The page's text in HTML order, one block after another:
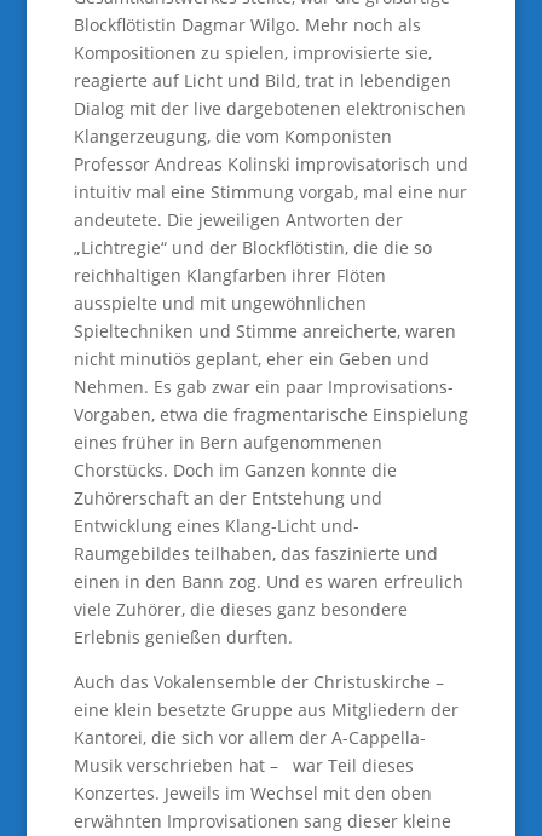
Blockflötistin Dagmar Wilgo. Mehr noch als
Kompositionen zu spielen, improvisierte sie,
reagierte auf Licht und Bild, trat in lebendigen
Dialog mit der live dargebotenen elektronischen
Klangerzeugung, die vom Komponisten
Professor Andreas Kolinski improvisatorisch und
intuitiv mal eine Stimmung vorgab, mal eine nur
andeutete. Die jeweiligen Antworten der
„Lichtregie“ und der Blockflötistin, die die so
reichhaltigen Klangfarben ihrer Flöten
ausspielte und mit ungewöhnlichen
Spieltechniken und Stimme anreicherte, waren
nicht minutiös geplant, eher ein Geben und
Nehmen. Es gab zwar ein paar Improvisations-
Vorgaben, etwa die fragmentarische Einspielung
eines früher in Bern aufgenommenen
Chorstücks. Doch im Ganzen konnte die
Zuhörerschaft an der Entstehung und
Entwicklung eines Klang-Licht und-
Raumgebildes teilhaben, das faszinierte und
einen in den Bann zog. Und es waren erfreulich
viele Zuhörer, die dieses ganz besondere
Erlebnis genießen durften.
Auch das Vokalensemble der Christuskirche –
eine klein besetzte Gruppe aus Mitgliedern der
Kantorei, die sich vor allem der A-Cappella-
Musik verschrieben hat – war Teil dieses
Konzertes. Jeweils im Wechsel mit den oben
erwähnten Improvisationen sang dieser kleine